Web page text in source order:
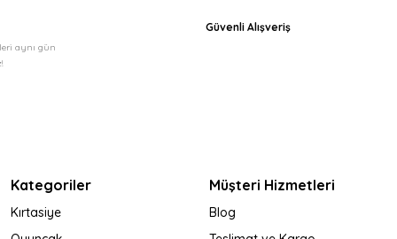
aynı gün
Güvenli Alışveriş
Kategoriler
Kırtasiye
Müşteri Hizmetleri
Blog